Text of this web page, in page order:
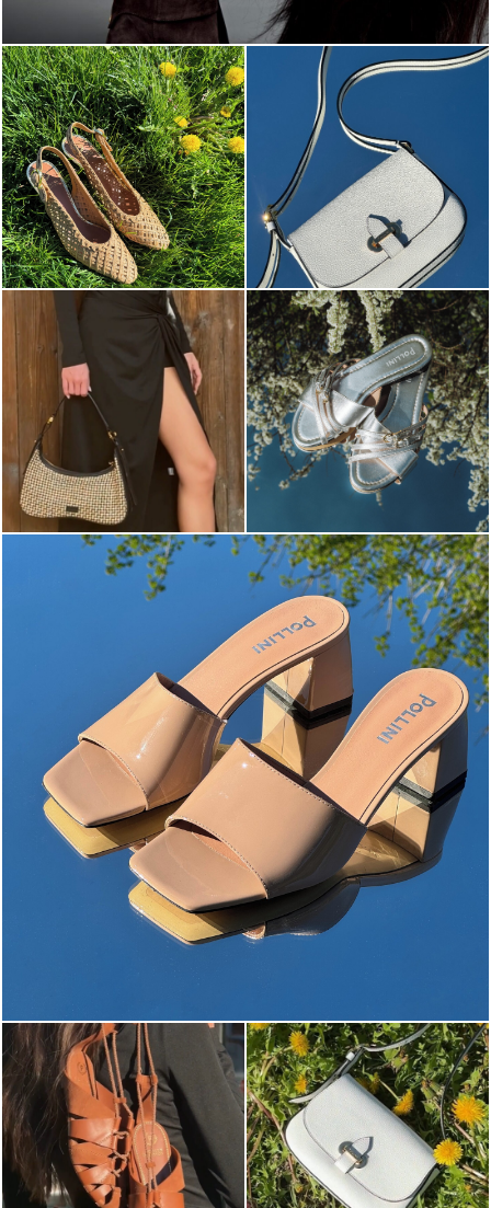
The most-wanted mules and sandals are now on sale. ...